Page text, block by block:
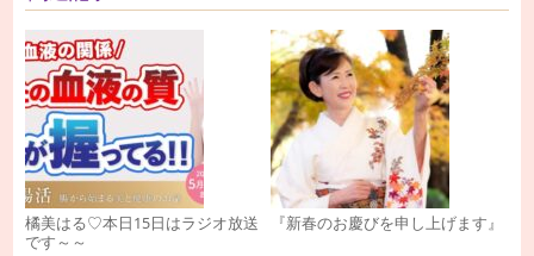
橘美はる♡本日15日はラジオ放送
です～～
『新春のお慶びを申し上げます』